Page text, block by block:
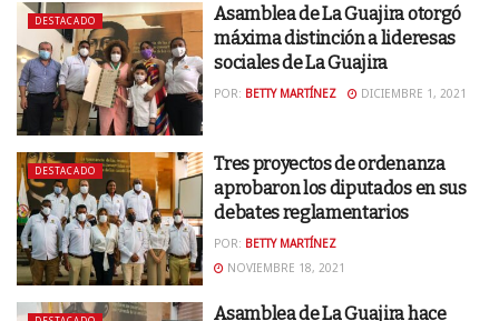
DESTACADO
Asamblea de La Guajira otorgó
máxima distinción a lideresas
sociales de La Guajira
POR: BETTY MARTÍNEZ DICIEMBRE 1, 2021
DESTACADO
Tres proyectos de ordenanza
aprobaron los diputados en sus
debates reglamentarios
POR: BETTY MARTÍNEZ
NOVIEMBRE 18, 2021
Asamblea de La Guajira hace